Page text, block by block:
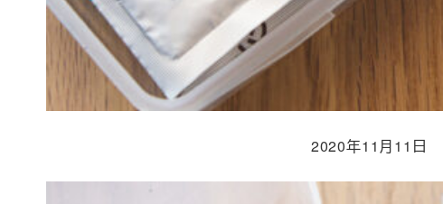
投稿日
2020年11月11日